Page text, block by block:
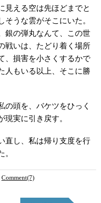
える空は先ほどまでと
うな雲がそこにいた。
銀の弾丸なんて、この世
戦いは、たどり着く場所
、損害を小さくするかで
人もいる以上、そこに勝
頭を、バケツをひっく
現実に引き戻す。
直し、私は帰り支度を行
。
Comment(7)